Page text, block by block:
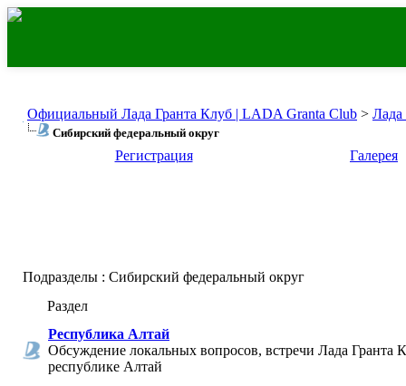
Официальный Лада Гранта Клуб | LADA Granta Club > Лада
Сибирский федеральный округ
Регистрация Галерея
Подразделы : Сибирский федеральный округ
Раздел
Республика Алтай
Обсуждение локальных вопросов, встречи Лада Гранта
республике Алтай